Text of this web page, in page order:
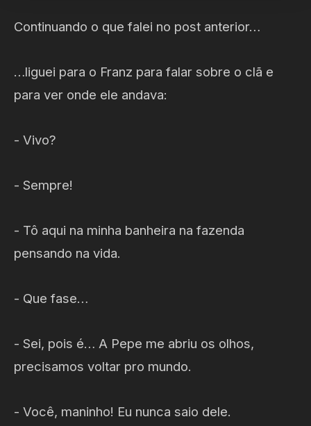
Continuando o que falei no post anterior…
…liguei para o Franz para falar sobre o clã e
para ver onde ele andava:
- Vivo?
- Sempre!
- Tô aqui na minha banheira na fazenda
pensando na vida.
- Que fase…
- Sei, pois é… A Pepe me abriu os olhos,
precisamos voltar pro mundo.
- Você, maninho! Eu nunca saio dele.